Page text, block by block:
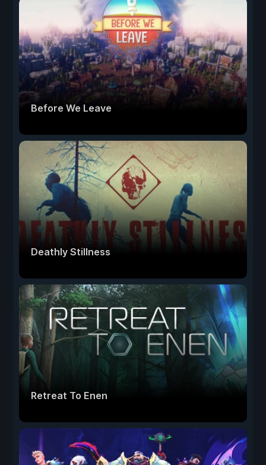
Before We Leave
Deathly Stillness
Retreat To Enen